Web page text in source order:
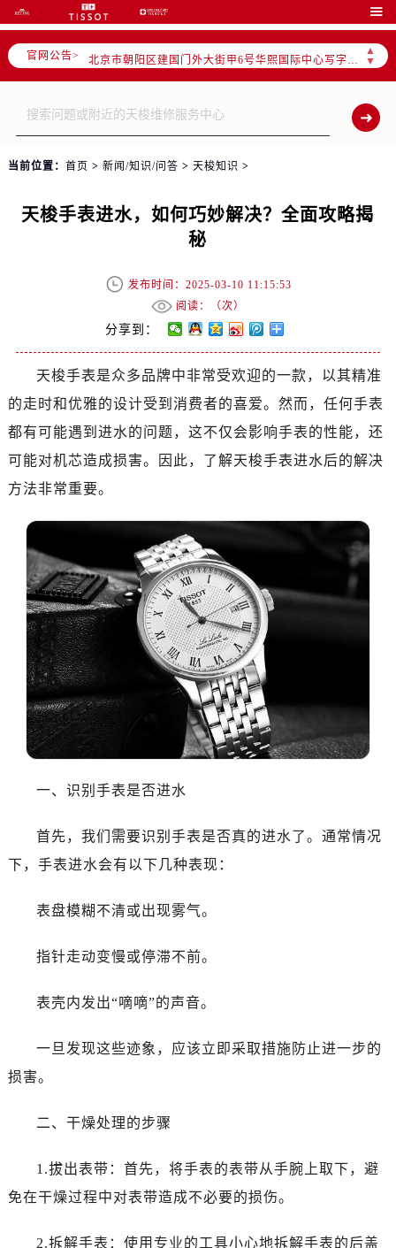

官网公告>
▲
▼
2026年6月北京市售后服务网络优化升级公告
2026年6月北京市官方售后客户服务热线：
2026年6月售后服务中心最新网点地址：
北京市东城区东长安街1号东方广场写字楼W3座6层602室（需提前预约）
北京市东城区东长安街1号王府井东方广场W3座6层602室售后服务中心（需提前预约）
当前位置： 首页 > 新闻/知识/问答 > 天梭知识 >
天梭手表进水，如何巧妙解决？全面攻略揭
秘
发布时间：2025-03-10 11:15:53
阅读：（次）
分享到：
天梭手表是众多品牌中非常受欢迎的一款，以其精准
的走时和优雅的设计受到消费者的喜爱。然而，任何手表
都有可能遇到进水的问题，这不仅会影响手表的性能，还
可能对机芯造成损害。因此，了解天梭手表进水后的解决
方法非常重要。
一、识别手表是否进水
首先，我们需要识别手表是否真的进水了。通常情况
下，手表进水会有以下几种表现：
表盘模糊不清或出现雾气。
指针走动变慢或停滞不前。
表壳内发出“嘀嘀”的声音。
一旦发现这些迹象，应该立即采取措施防止进一步的
损害。
二、干燥处理的步骤
1.拔出表带：首先，将手表的表带从手腕上取下，避
免在干燥过程中对表带造成不必要的损伤。
2.拆解手表：使用专业的工具小心地拆解手表的后盖